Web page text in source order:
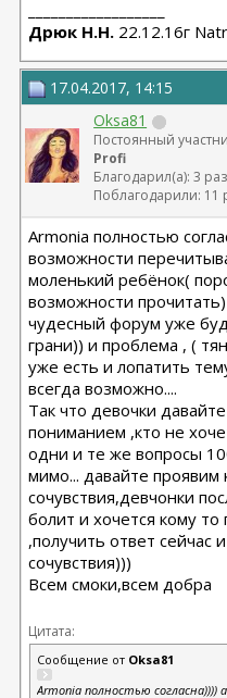
Дрюк Н.Н. 22.12.16г
17.04.2017, 14:15
Oksa81
Постоянный
Profi
Благодарил(а): 3
Поблагодарили: 11
Armonia полностью
возможности
моленький ребёнок(
возможности
чудесный форум уже
грани)) и проблема , (
уже есть и лопатить
всегда возможно....
Так что девочки
пониманием ,кто не
одни и те же вопросы
мимо... давайте проявим
сочувствия,девчонки
болит и хочется кому то
,получить ответ сейчас
сочувствия)))
Всем смоки,всем добра
Цитата:
Сообщение от Oksa81
Armonia полностью согласна))))